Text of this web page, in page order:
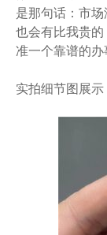
是那句话：市
也会有比我贵
准一个靠谱的办
实拍细节图展示